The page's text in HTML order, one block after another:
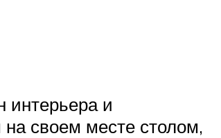
интерьера и
своем месте столом,